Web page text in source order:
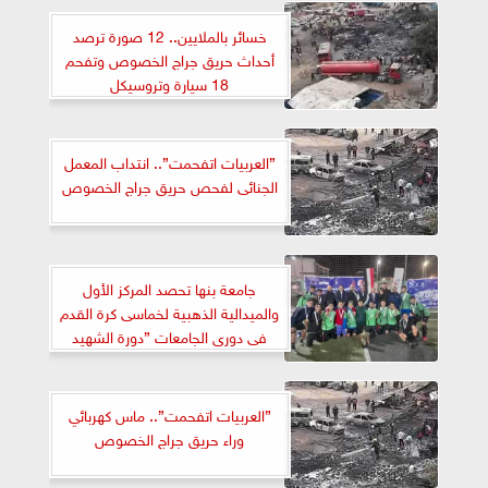
خسائر بالملايين.. 12 صورة ترصد
أحداث حريق جراج الخصوص وتفحم
18 سيارة وتروسيكل
”العربيات اتفحمت”.. انتداب المعمل
الجنائى لفحص حريق جراج الخصوص
جامعة بنها تحصد المركز الأول
والميدالية الذهبية لخماسى كرة القدم
فى دورى الجامعات ”دورة الشهيد
الرفاعى”
”العربيات اتفحمت”.. ماس كهربائي
وراء حريق جراج الخصوص